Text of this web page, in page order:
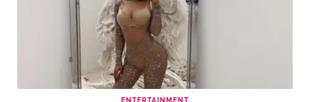
ENTERTAINMENT